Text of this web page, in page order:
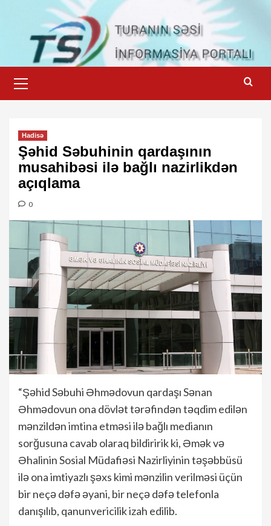
content
Menu
Hadisə
Şəhid Səbuhinin qardaşının
musahibəsi ilə bağlı nazirlikdən
açıqlama
0
“Şəhid Səbuhi Əhmədovun qardaşı Sənan
Əhmədovun ona dövlət tərəfindən təqdim edilən
mənzildən imtina etməsi ilə bağlı medianın
sorğusuna cavab olaraq bildiririk ki, Əmək və
Əhalinin Sosial Müdafiəsi Nazirliyinin təşəbbüsü
ilə ona imtiyazlı şəxs kimi mənzilin verilməsi üçün
bir neçə dəfə əyani, bir neçə dəfə telefonla
danışılıb, qanunvericilik izah edilib.